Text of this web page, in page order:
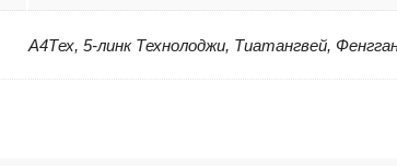
А4Тех, 5-линк Технолоджи, Тиатангвей,